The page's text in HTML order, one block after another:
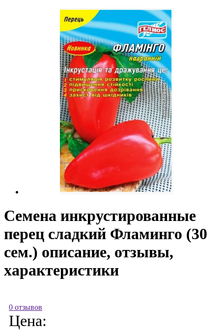
Семена инкрустированные
перец сладкий Фламинго (30
сем.) описание, отзывы,
характеристики
0 отзывов
Цена: